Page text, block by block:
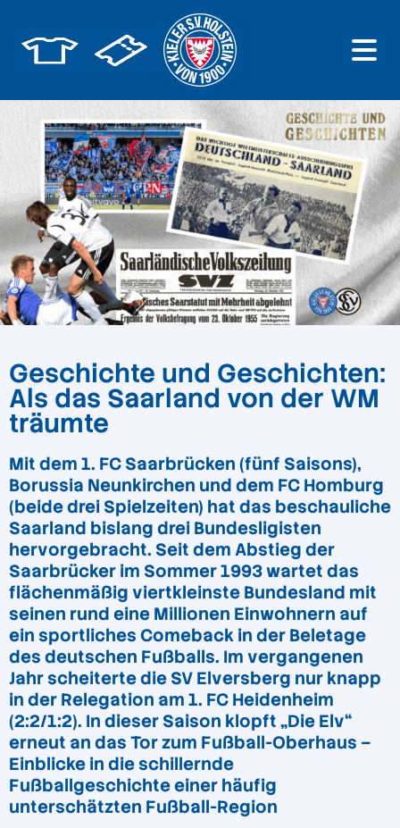
Geschichte und Geschichten:
Als das Saarland von der WM
träumte
Mit dem 1. FC Saarbrücken (fünf Saisons),
Borussia Neunkirchen und dem FC Homburg
(beide drei Spielzeiten) hat das beschauliche
Saarland bislang drei Bundesligisten
hervorgebracht. Seit dem Abstieg der
Saarbrücker im Sommer 1993 wartet das
flächenmäßig viertkleinste Bundesland mit
seinen rund eine Millionen Einwohnern auf
ein sportliches Comeback in der Beletage
des deutschen Fußballs. Im vergangenen
Jahr scheiterte die SV Elversberg nur knapp
in der Relegation am 1. FC Heidenheim
(2:2/1:2). In dieser Saison klopft „Die Elv“
erneut an das Tor zum Fußball-Oberhaus –
Einblicke in die schillernde
Fußballgeschichte einer häufig
unterschätzten Fußball-Region